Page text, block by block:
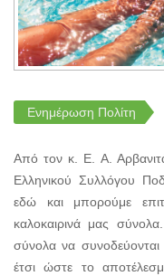
Ενημέρωση Πολίτη
Από τον κ. Ε. Α.
Ελληνικού Συλλόγου
εδώ και μπορούμε
καλοκαιρινά μας
σύνολα να
έτσι ώστε το